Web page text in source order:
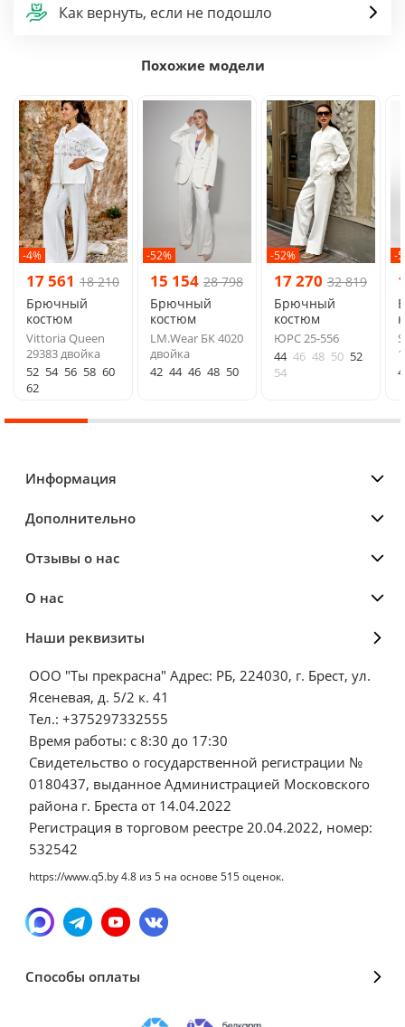
Как вернуть, если не подошло
Похожие модели
-4%
17 561 18 210
Брючный
костюм
Vittoria Queen
29383 двойка
52 54 56 58 60
62
-52%
15 154 28 798
Брючный
костюм
LM.Wear БК 4020
двойка
42 44 46 48 50
-52%
17 270 32 819
Брючный
костюм
ЮРС 25-556
44 46 48 50 52
54
-
Информация
Дополнительно
Отзывы о нас
О нас
Наши реквизиты
ООО "Ты прекрасна" Адрес: РБ, 224030, г. Брест, ул.
Ясеневая, д. 5/2 к. 41
Тел.: +375297332555
Время работы: с 8:30 до 17:30
Свидетельство о государственной регистрации №
0180437, выданное Администрацией Московского
района г. Бреста от 14.04.2022
Регистрация в торговом реестре 20.04.2022, номер:
532542
https://www.q5.by4.8 из5 на основе 515оценок.
Способы оплаты